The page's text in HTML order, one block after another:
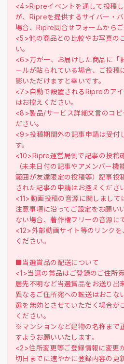
<4>Ripreイベントを通して投稿
が、Ripreを提供するサイバー・
場合、Ripre問合せフォームからご
<5>他の商品との比較やお写真の
い。
<6>万が一、お届けした商品に「
ールが貼られている場合、ご投稿
影いただけますと幸いです。
<7>自動で設置されるRipreのア
はお控えください。
<8>製品/サービス詳細文言のコピ
ださい。
<9>投稿期間外の記事申請は受付
す。
<10>Ripre運営局側で記事の投稿
（未来日付の記事やアメンバー
範囲が友達限定の投稿等）記事投
された記事の申請はお控えくださ
<11>動画投稿の音源に関しまして
注意事項に沿ってご設定をお願い
ない場合、著作権フリーの音源に
<12>外部動画サイト等のリンク
ください。
■当選賞品の配送について
<1>当選の賞品はご登録のご住所
居先不明など当選賞品をお送り出
異なるご住所宛への転送はおこな
選を無効とさせていただく場合が
ください。
※マンションなど建物の名称まで
すようお願いいたします。
<2>住所変更等ご登録情報に変更
切日までに速やかに登録内容の更